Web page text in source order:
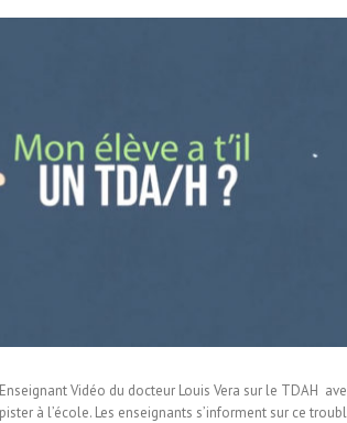
Vidéo du docteur Louis Vera sur le TDAH
à l’école. Les enseignants s’informent sur ce